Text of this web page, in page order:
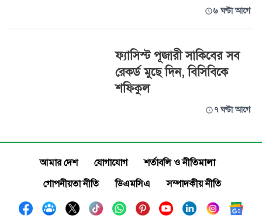
৬ ঘণ্টা আগে
ফ্যাসিস্ট পূজারী সাকিবের সব
রেকর্ড মুছে দিন, বিসিবিকে
শফিকুল
৭ ঘণ্টা আগে
আমার দেশ যোগাযোগ
শর্তাবলি ও নীতিমালা
গোপনীয়তা নীতি
ডিএমসিএ সম্পাদকীয় নীতি